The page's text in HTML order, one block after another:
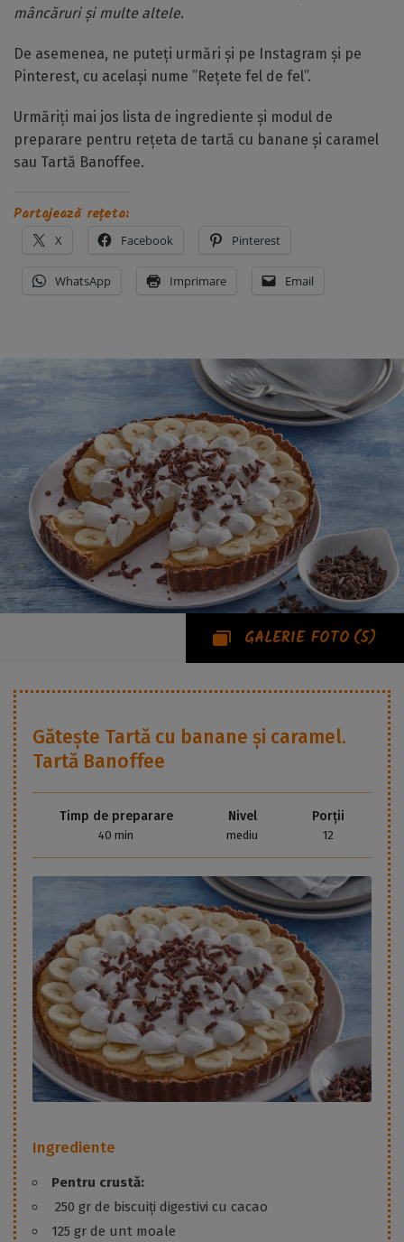
mâncăruri și multe altele.
De asemenea, ne puteți urmări și pe Instagram și pe
Pinterest, cu același nume ”Rețete fel de fel”.
Urmăriți mai jos lista de ingrediente și modul de
preparare pentru rețeta de tartă cu banane și caramel
sau Tartă Banoffee.
Partajează rețeta:
X Facebook Pinterest
WhatsApp Imprimare Email
GALERIE FOTO (5)
Gătește Tartă cu banane și caramel.
Tartă Banoffee
Timp de preparare
40 min
Nivel
mediu
Porții
12
Ingrediente
Pentru crustă:
250 gr de biscuiți digestivi cu cacao
125 gr de unt moale